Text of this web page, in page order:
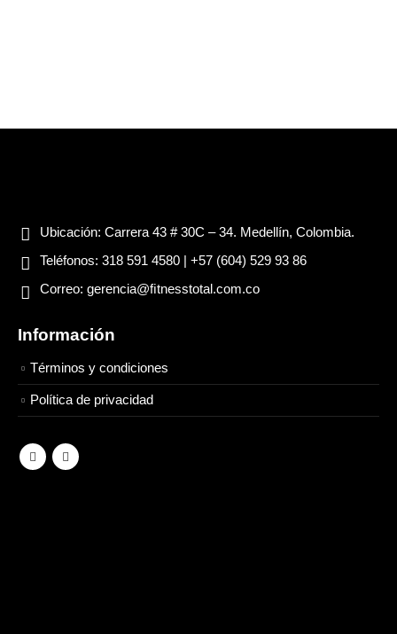
Ubicación: Carrera 43 # 30C – 34. Medellín, Colombia.
Teléfonos: 318 591 4580 | +57 (604) 529 93 86
Correo: gerencia@ﬁtnesstotal.com.co
Información
Términos y condiciones
Política de privacidad